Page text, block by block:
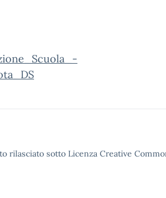
rilasciato sotto Licenza Creative